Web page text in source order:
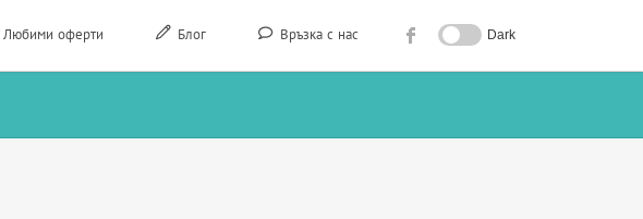
Любими оферти Блог Връзка с нас Dark